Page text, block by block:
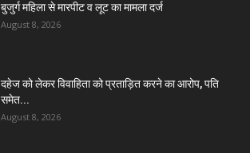
बुजुर्ग महिला से मारपीट व लूट का मामला दर्ज
August 8, 2026
दहेज को लेकर विवाहिता को प्रताड़ित करने का आरोप, पति
समेत...
August 8, 2026